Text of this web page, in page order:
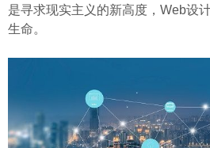
是寻求现实主义的新高度，Web设
生命。